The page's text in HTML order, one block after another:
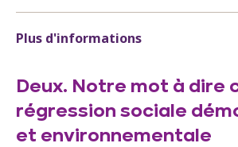
Plus d'informations
Deux. Notre mot à dire
régression sociale
et environnementale